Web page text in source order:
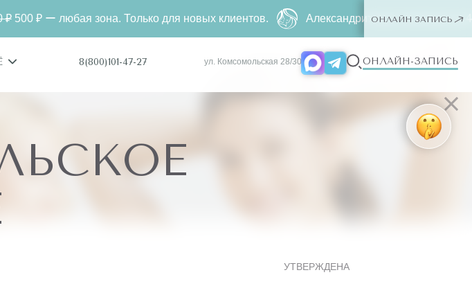
8(800)101-47-27 ул. Комсомольская 28/30 ОНЛАЙН-ЗАПИСЬ
УТВЕРЖДЕНА
зона. Только для новых клиентов. Александритовая эпиляция за4990 ₽500 ₽
ОНЛАЙН ЗАПИСЬ